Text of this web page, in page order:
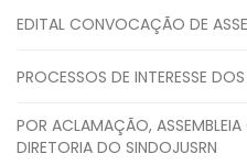
EDITAL CONVOCAÇÃO DE
PROCESSOS DE INTERESSE
POR ACLAMAÇÃO,
DIRETORIA DO SINDOJUSRN